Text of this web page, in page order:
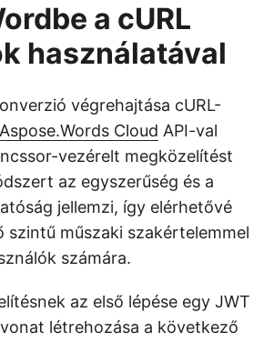
a cURL
használatával
végrehajtása cURL-
Aspose.Words Cloud API-val
vezérelt megközelítést
az egyszerűség és a
jellemzi, így elérhetővé
szintű műszaki szakértelemmel
számára.
az első lépése egy JWT
létrehozása a következő